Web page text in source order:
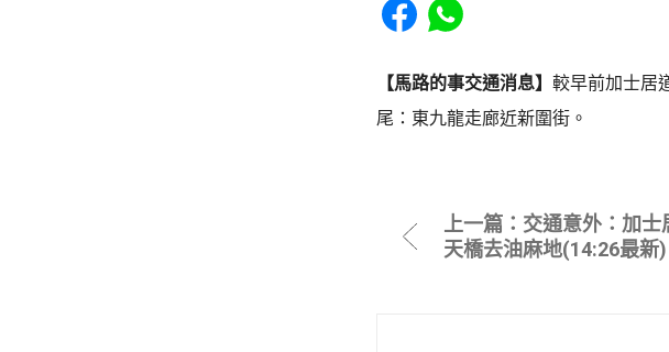
【馬路的事交通消息】 較早前加士居
尾：東九龍走廊近新圍街。
上一篇：交通意外：加士
天橋去油麻地(14:26最新)